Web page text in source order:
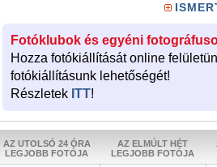
Fotóklubok és egyéni
Hozza fotókiállítását online
fotókiállításunk lehetőségét!
Részletek ITT!
AZ UTOLSÓ 24 ÓRA
LEGJOBB FOTÓJA
AZ ELMÚLT HÉT
LEGJOBB FOTÓJA